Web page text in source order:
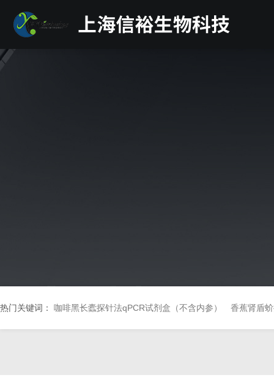
热门关键词： 咖啡黑长蠹探针法qPCR试剂盒（不含内参） 香蕉肾盾